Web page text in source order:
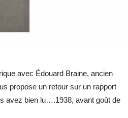
avec Édouard Braine, ancien
propose un retour sur un rapport
avez bien lu….1938, avant goût de